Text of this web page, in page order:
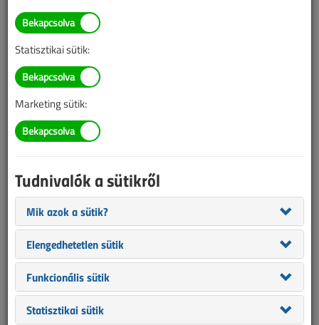
villanyszerelési
tevékenységet
2017. augusztus 1. |
Az alábbi tartalom archív, 9 éve frissült utoljára. A cikkben szereplő
helyenként hiányos lehet (képek, táblázatok stb.).
Statisztikai sütik:
Marketing sütik:
Tudnivalók a sütikről
Mik azok a sütik?
Elengedhetetlen sütik
Funkcionális sütik
Statisztikai sütik